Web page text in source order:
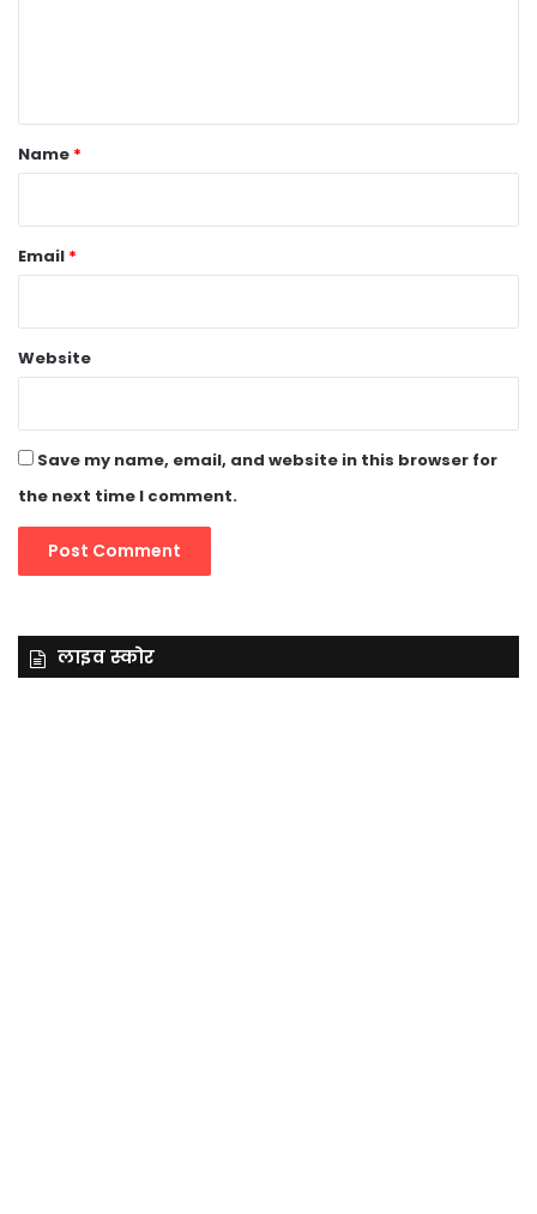
*Name *
Email *
Website
Save my name, email, and website in this browser for
the next time I comment.
लाइव स्कोर